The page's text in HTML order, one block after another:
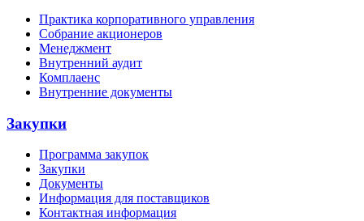
Практика корпоративного управления
Собрание акционеров
Менеджмент
Внутренний аудит
Комплаенс
Внутренние документы
Закупки
Программа закупок
Закупки
Документы
Информация для поставщиков
Контактная информация